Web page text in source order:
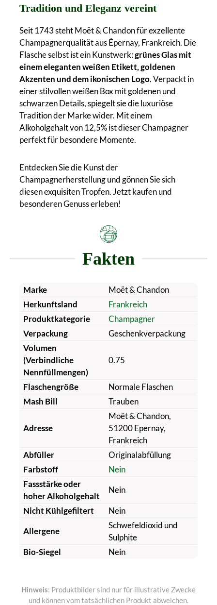
Tradition und Eleganz vereint
Seit 1743 steht Moët & Chandon für exzellente
Champagnerqualität aus Épernay, Frankreich. Die
Flasche selbst ist ein Kunstwerk:grünes Glas mit
einem eleganten weißen Etikett, goldenen
Akzenten und dem ikonischen Logo. Verpackt in
einer stilvollen weißen Box mit goldenen und
schwarzen Details, spiegelt sie die luxuriöse
Tradition der Marke wider. Mit einem
Alkoholgehalt von 12,5% ist dieser Champagner
perfekt für besondere Momente.
Entdecken Sie die Kunst der
Champagnerherstellung und gönnen Sie sich
diesen exquisiten Tropfen. Jetzt kaufen und
besonderen Genuss erleben!
Fakten
Marke
Moët & Chandon
Herkunftsland
Frankreich
Produktkategorie
Champagner
Verpackung
Geschenkverpackung
Volumen
(Verbindliche
Nennfüllmengen)
0.75
Flaschengröße
Normale Flaschen
Mash Bill
Trauben
Adresse
Moët & Chandon,
51200 Epernay,
Frankreich
Abfüller
Originalabfüllung
Farbstoff
Nein
Fassstärke oder
hoher Alkoholgehalt
Nein
Nicht Kühlgefiltert
Nein
Allergene
Schwefeldioxid und
Sulphite
Bio-Siegel
Nein
Hinweis: Produktbilder sind nur für illustrative Zwecke
und können vom tatsächlichen Produkt abweichen.